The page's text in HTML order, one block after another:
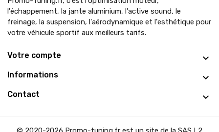
l'échappement, la jante aluminium, l'active sound, le
freinage, la suspension, l'aérodynamique et l'esthétique pour
votre véhicule sportif aux meilleurs tarifs.
Votre compte
Informations
Contact